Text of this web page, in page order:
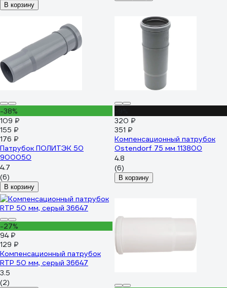
В корзину
-38%
109 ₽
155 ₽
176 ₽
Патрубок ПОЛИТЭК 50
900050
4.7
(6)
В корзину
320 ₽
351 ₽
Компенсационный патрубок
Ostendorf 75 мм 113800
4.8
(6)
В корзину
-27%
94 ₽
129 ₽
Компенсационный патрубок
RTP 50 мм, серый 36647
3.5
(2)